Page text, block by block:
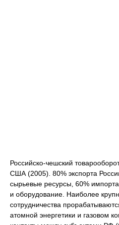
Российско-чешский
США (2005). 80% экспорта
сырьевые ресурсы, 60%
и оборудование. Наиболее
сотрудничества
атомной энергетики и газовом